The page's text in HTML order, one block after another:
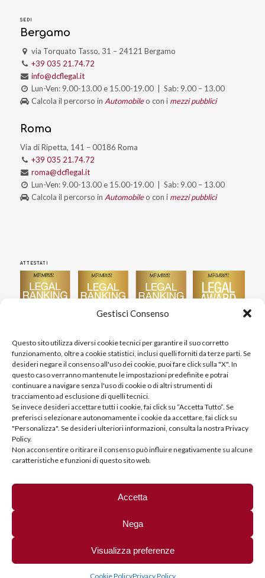
Gestisci Consenso
Questo sito utilizza diversi cookie tecnici per garantire il suo corretto
funzionamento, oltre a cookie statistici, inclusi quelli forniti da terze parti. Se
desideri negare il consenso all'uso dei cookie, puoi fare click sulla "X". In
questo caso verranno mantenute le impostazioni predefinite e potrai
continuare a navigare senza l'uso di cookie o di altri strumenti di
tracciamento ad esclusione di quelli tecnici.
Se invece desideri accettare tutti i cookie, fai click su “Accetta Tutto”. Se
preferisci selezionare autonomamente i cookie da accettare, fai click su
"Personalizza". Se desideri ulteriori informazioni, consulta la nostra Privacy
Policy.
Non acconsentire o ritirare il consenso può influire negativamente su alcune
caratteristiche e funzioni di questo sito web.
Accetta
Nega
Visualizza preferenze
Cookie PolicyPrivacy Policy
SEDI
Bergamo
via Torquato Tasso, 31 – 24121 Bergamo
+39 035 21.74.72
info@dcflegal.it
Lun-Ven: 9.00-13.00 e 15.00-19.00 | Sab: 9.00 – 13.00
Calcola il percorso in Automobileo con i mezzi pubblici
Roma
Via di Ripetta, 141 – 00186 Roma
+39 035 21.74.72
roma@dcflegal.it
Lun-Ven: 9.00-13.00 e 15.00-19.00 | Sab: 9.00 – 13.00
Calcola il percorso in Automobileo con i mezzi pubblici
ATTESTATI
Fai clic per accettare i cookie marketing e
Copyright © 2025 | DCF Sport Legal. P.iva: 04121610168
Tasso, 31 - 24121 Bergamo
035 21.74.72 info@dcflegal.it|Privacy
Cookie Policy (UE)